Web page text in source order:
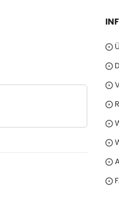
⨀
⨀
⨀
⨀
⨀
⨀
⨀
⨀